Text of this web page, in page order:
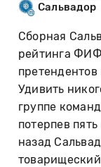
Сальвадор
Сборная
рейтинга
Удивить
группе
потерпев
назад